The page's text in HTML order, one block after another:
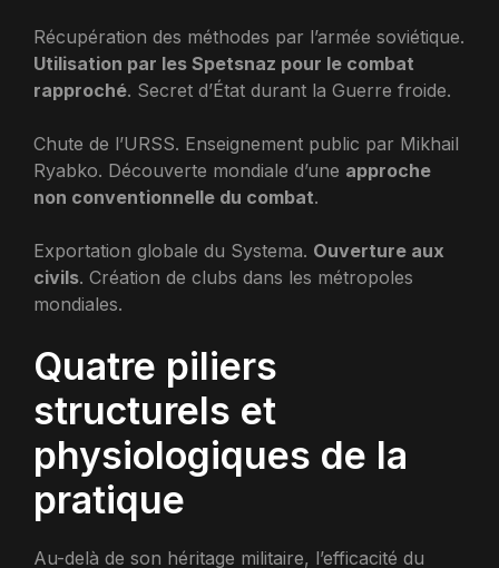
Récupération des méthodes par l’armée soviétique.
Utilisation par les Spetsnaz pour le combat
rapproché. Secret d’État durant la Guerre froide.
Chute de l’URSS. Enseignement public par Mikhail
Ryabko. Découverte mondiale d’une approche
non conventionnelle du combat.
Exportation globale du Systema. Ouverture aux
civils. Création de clubs dans les métropoles
mondiales.
Quatre piliers
structurels et
physiologiques de la
pratique
Au-delà de son héritage militaire, l’efficacité du